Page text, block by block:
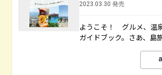
2023.03.30 発売
ようこそ！ グルメ、温
ガイドブック。さあ、島